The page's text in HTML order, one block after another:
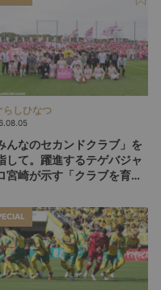
らしひなつ
んなのセカンドクラブ」を
して。躍進するテゲバジャ
宮崎が示す「クラブを育て